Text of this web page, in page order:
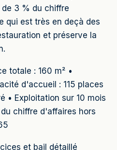
de 3 % du chiffre
qui est très en deçà des
et préserve la
totale : 160 m² •
d'accueil : 115 places
• Exploitation sur 10 mois
chiffre d'affaires hors
et bail détaillé